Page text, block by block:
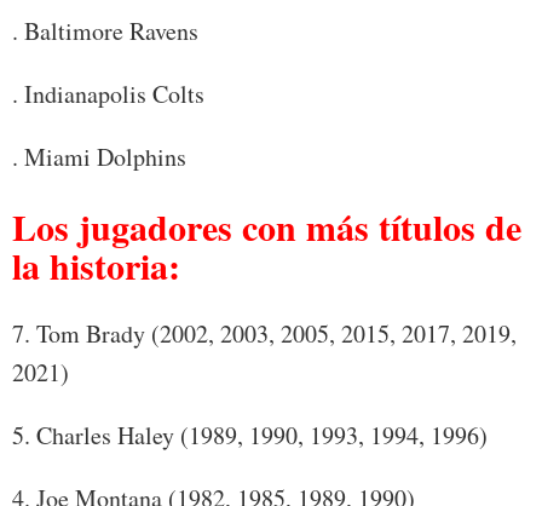
. Baltimore Ravens
. Indianapolis Colts
. Miami Dolphins
Los jugadores con más títulos de
la historia:
7. Tom Brady (2002, 2003, 2005, 2015, 2017, 2019,
2021)
5. Charles Haley (1989, 1990, 1993, 1994, 1996)
4. Joe Montana (1982, 1985, 1989, 1990)